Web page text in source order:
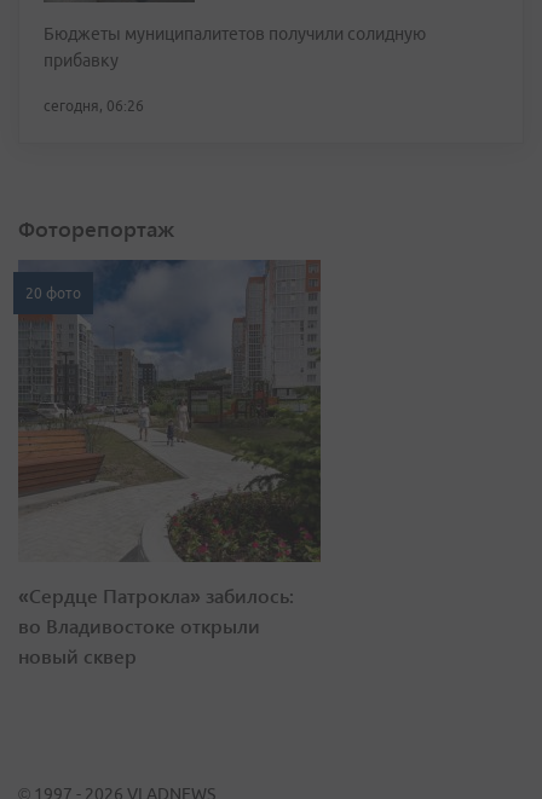
Бюджеты муниципалитетов получили солидную
прибавку
сегодня, 06:26
Фоторепортаж
20 фото
«Сердце Патрокла» забилось:
во Владивостоке открыли
новый сквер
© 1997 - 2026 VLADNEWS